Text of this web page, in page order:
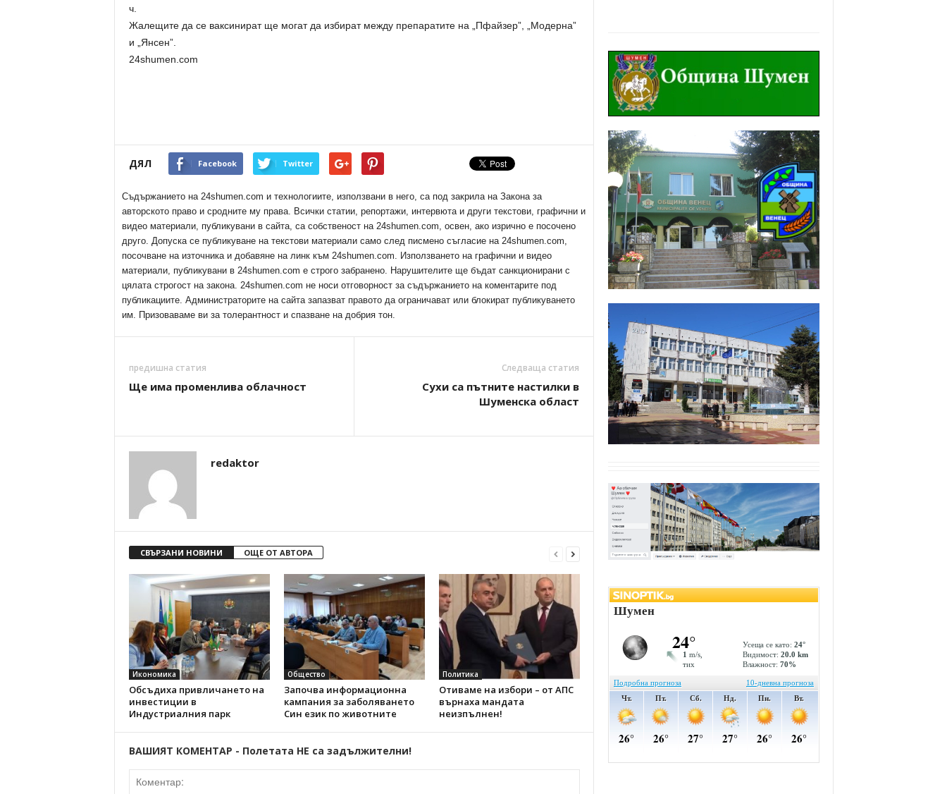
ч.
Жалещите да се ваксинират ще могат да избират между препаратите на „Пфайзер”, „Модерна”
и „Янсен”.
24shumen.com
ДЯЛ Facebook Twitter
Съдържанието на 24shumen.com и технологиите, използвани в него, са под закрила на Закона за
авторското право и сродните му права. Всички статии, репортажи, интервюта и други текстови, графични и
видео материали, публикувани в сайта, са собственост на 24shumen.com, освен, ако изрично е посочено
друго. Допуска се публикуване на текстови материали само след писмено съгласие на 24shumen.com,
посочване на източника и добавяне на линк към 24shumen.com. Използването на графични и видео
материали, публикувани в 24shumen.com е строго забранено. Нарушителите ще бъдат санкционирани с
цялата строгост на закона. 24shumen.com не носи отговорност за съдържанието на коментарите под
публикациите. Администраторите на сайта запазват правото да ограничават или блокират публикуването
им. Призоваваме ви за толерантност и спазване на добрия тон.
предишна статия
Ще има променлива облачност
Следваща статия
Сухи са пътните настилки в
Шуменска област
redaktor
СВЪРЗАНИ НОВИНИ ОЩЕ ОТ АВТОРА
Икономика
Обсъдиха привличането на
инвестиции в
Индустриалния парк
Общество
Започва информационна
кампания за заболяването
Син език по животните
Политика
Отиваме на избори – от АПС
върнаха мандата
неизпълнен!
ВАШИЯТ КОМЕНТАР - Полетата НЕ са задължителни!